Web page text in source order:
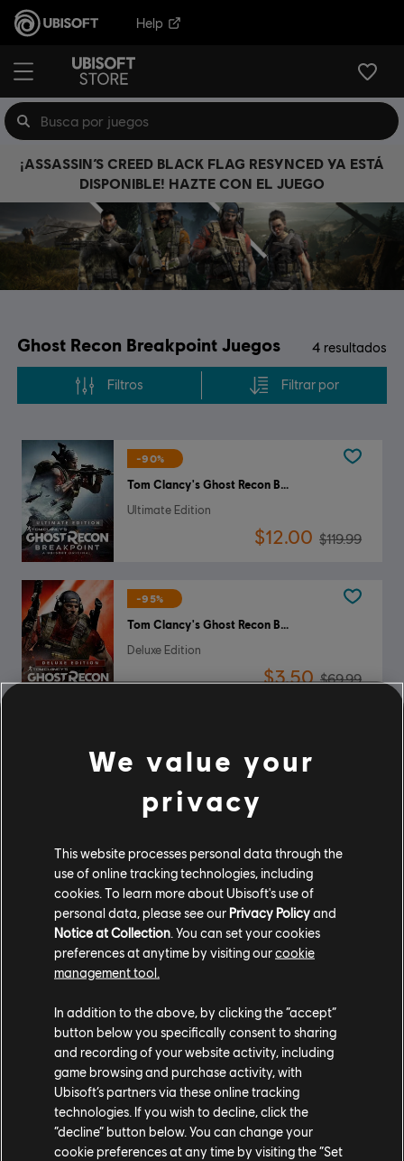
Help
¡ASSASSIN’S CREED BLACK FLAG RESYNCED YA ESTÁ
DISPONIBLE! HAZTE CON EL JUEGO
Ghost Recon Breakpoint Juegos 4 resultados
Filtros Filtrar por
-90%
Tom Clancy's Ghost Recon Breakpoint
Ultimate Edition
$12.00 $119.99
-95%
Tom Clancy's Ghost Recon Breakpoint
Deluxe Edition
$3.50$69.99
Tom Clancy's Ghost Recon Breakpoint
Standard Edition
-90%
Gold Edition
$10.00
Mostrando4de4elementos
¿Buscas los últimos videojuegos para PC? ¡Todo está en Ubisoft Store
la experiencia de juego definitiva con nuevos juegos, pases de temporada y más
contenido adicionalde Ubisoft Store. Con ofertas periódicas y especiales, podrás
conseguir grandes ofertas en videojuegos de las principales franquicias de Ubisoft
We value your
privacy
This website processes personal data through the
use of online tracking technologies, including
cookies. To learn more about Ubisoft's use of
personal data, please see our Privacy Policyand
Notice at Collection. You can set your cookies
preferences at anytime by visiting ourcookie
management tool.
In addition to the above, by clicking the “accept”
button below you specifically consent to sharing
and recording of your website activity, including
game browsing and purchase activity, with
Ubisoft’s partners via these online tracking
technologies. If you wish to decline, click the
“decline” button below. You can change your
cookie preferences at any time by visiting the “Set